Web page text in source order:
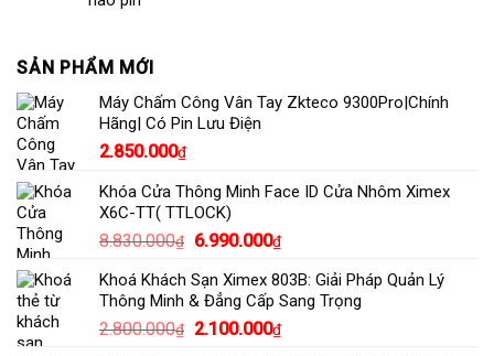
SẢN PHẨM MỚI
Máy Chấm Công Vân Tay Zkteco 9300Pro|Chính
Hãng| Có Pin Lưu Điện
2.850.000₫
Khóa Cửa Thông Minh Face ID Cửa Nhôm Ximex
X6C-TT( TTLOCK)
8.830.000₫
Giá
là:
8.830.000₫.
6.990.000₫Giá
tại
là:
6.990.000₫.
Khoá Khách Sạn Ximex 803B: Giải Pháp Quản Lý
Thông Minh & Đẳng Cấp Sang Trọng
2.800.000₫
Giá
2.100.000₫Giá